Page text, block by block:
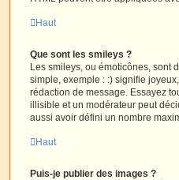
Haut
Que sont les smileys ?
Les smileys, ou émoticônes, sont
simple, exemple : :) signifie
rédaction de message. Essayez
illisible et un modérateur peut
aussi avoir défini un nombre
Haut
Puis-je publier des images ?